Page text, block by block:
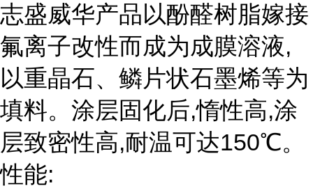
志盛威华产品以酚醛树脂嫁接
氟离子改性而成为成膜溶液,
以重晶石、鳞片状石墨烯等为
填料。涂层固化后,惰性高,涂
层致密性高,耐温可达150℃。
性能: